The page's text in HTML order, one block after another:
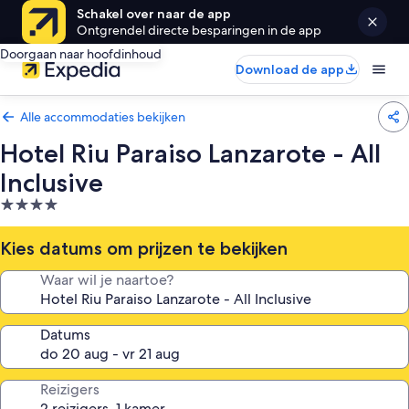
Schakel over naar de app
Ontgrendel directe besparingen in de app
Doorgaan naar hoofdinhoud
Download de app
Alle accommodaties bekijken
Hotel Riu Paraiso Lanzarote - All
Inclusive
4.0-
sterrenaccommodatie
Kies datums om prijzen te bekijken
Waar wil je naartoe?
Datums
Reizigers